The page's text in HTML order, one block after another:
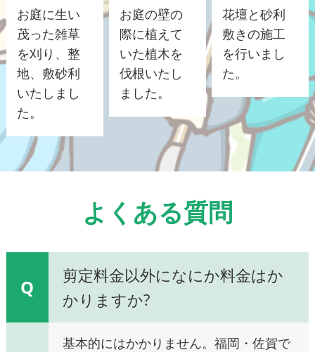
お庭に生い
茂った雑草
を刈り、整
地、敷砂利
いたしまし
た。
お庭の壁の
際に植えて
いた植木を
伐根いたし
ました。
花壇と砂利
敷きの施工
を行いまし
た。
よくある質問
Q
剪定料金以外になにか料金はか
かりますか?
基本的にはかかりません。福岡・佐賀で